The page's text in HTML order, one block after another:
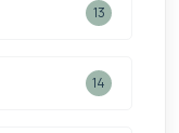
13
14